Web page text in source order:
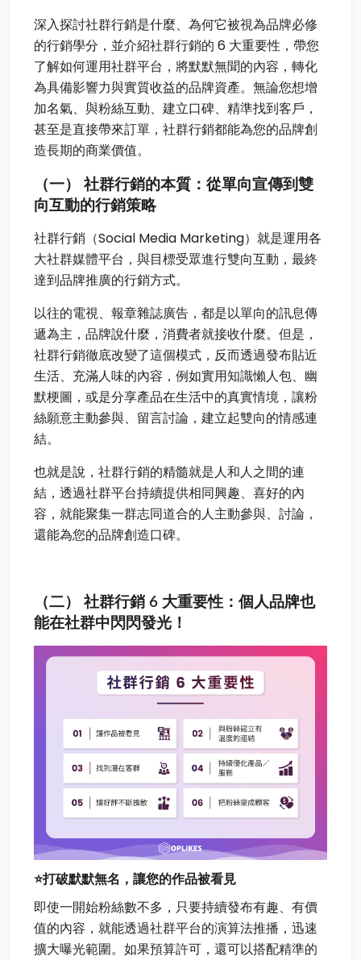
深入探討社群行銷是什麼、為何它被視為品牌必修
的行銷學分，並介紹社群行銷的 6 大重要性，帶您
了解如何運用社群平台，將默默無聞的內容，轉化
為具備影響力與實質收益的品牌資產。無論您想增
加名氣、與粉絲互動、建立口碑、精準找到客戶，
甚至是直接帶來訂單，社群行銷都能為您的品牌創
造長期的商業價值。
（一） 社群行銷的本質：從單向宣傳到雙
向互動的行銷策略
社群行銷（Social Media Marketing）就是運用各
大社群媒體平台，與目標受眾進行雙向互動，最終
達到品牌推廣的行銷方式。
以往的電視、報章雜誌廣告，都是以單向的訊息傳
遞為主，品牌說什麼，消費者就接收什麼。但是，
社群行銷徹底改變了這個模式，反而透過發布貼近
生活、充滿人味的內容，例如實用知識懶人包、幽
默梗圖，或是分享產品在生活中的真實情境，讓粉
絲願意主動參與、留言討論，建立起雙向的情感連
結。
也就是說，社群行銷的精髓就是人和人之間的連
結，透過社群平台持續提供相同興趣、喜好的內
容，就能聚集一群志同道合的人主動參與、討論，
還能為您的品牌創造口碑。
（二） 社群行銷 6 大重要性：個人品牌也
能在社群中閃閃發光！
⭐打破默默無名，讓您的作品被看見
即使一開始粉絲數不多，只要持續發布有趣、有價
值的內容，就能透過社群平台的演算法推播，迅速
擴大曝光範圍。如果預算許可，還可以搭配精準的